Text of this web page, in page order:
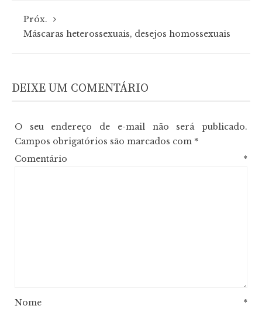
Próx.
Máscaras heterossexuais, desejos homossexuais
DEIXE UM COMENTÁRIO
O seu endereço de e-mail não será publicado.
Campos obrigatórios são marcados com *
Comentário *
Nome *